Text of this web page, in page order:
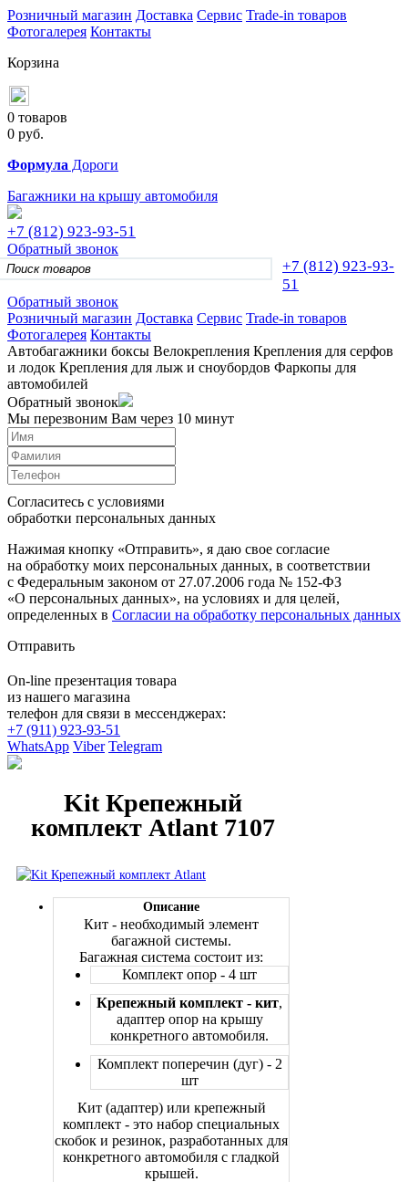
Розничный магазин Доставка Сервис Trade-in товаров
Фотогалерея Контакты
Корзина
0 товаров
0 руб.
Формула Дороги
Багажники на крышу автомобиля
+7 (812) 923-93-51
Обратный звонок
+7 (812) 923-93-
51
Обратный звонок
Розничный магазин Доставка Сервис Trade-in товаров
Фотогалерея Контакты
Автобагажники боксы Велокрепления Крепления для серфов
и лодок Крепления для лыж и сноубордов Фаркопы для
автомобилей
Обратный звонок
Мы перезвоним Вам через 10 минут
Согласитесь с условиями
обработки персональных данных
Нажимая кнопку «Отправить», я даю свое согласие
на обработку моих персональных данных, в соответствии
с Федеральным законом от 27.07.2006 года № 152-ФЗ
«О персональных данных», на условиях и для целей,
определенных в Согласии на обработку персональных данных
Отправить
On-line презентация товара
из нашего магазина
телефон для связи в мессенджерах:
+7 (911) 923-93-51
WhatsApp Viber Telegram
Kit Крепежный
комплект Atlant 7107
Описание
Кит - необходимый элемент
багажной системы.
Багажная система состоит из:
Комплект опор - 4 шт
Крепежный комплект - кит,
адаптер опор на крышу
конкретного автомобиля.
Комплект поперечин (дуг) - 2
шт
Кит (адаптер) или крепежный
комплект - это набор специальных
скобок и резинок, разработанных для
конкретного автомобиля с гладкой
крышей.